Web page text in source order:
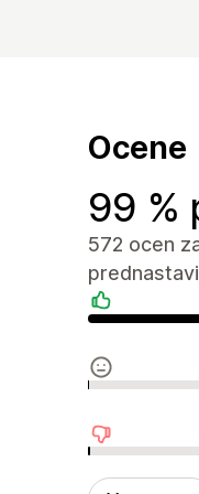
Ocene
99 %
572 ocen
Pozitivne
Nevtralne
Negativne